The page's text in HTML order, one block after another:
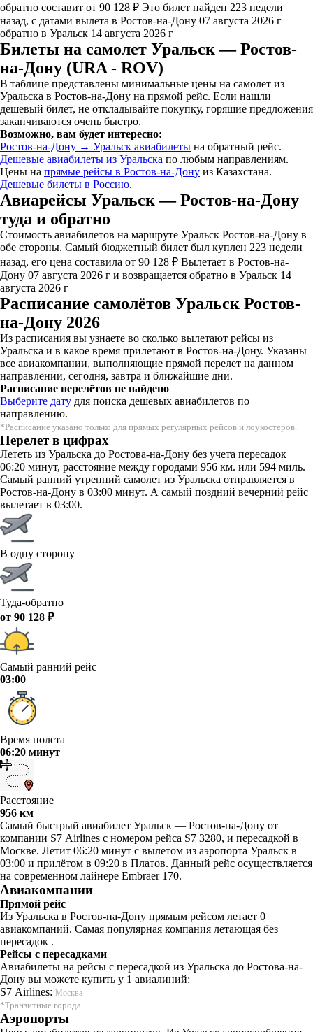
обратно составит от 90 128 ₽ Это билет найден 223 недели
назад, с датами вылета в Ростов-на-Дону 07 августа 2026 г
обратно в Уральск 14 августа 2026 г
Билеты на самолет Уральск — Ростов-
на-Дону (URA - ROV)
В таблице представлены минимальные цены на самолет из
Уральска в Ростов-на-Дону на прямой рейс. Если нашли
дешевый билет, не откладывайте покупку, горящие предложения
заканчиваются очень быстро.
Возможно, вам будет интересно:
Ростов-на-Дону → Уральск авиабилеты на обратный рейс.
Дешевые авиабилеты из Уральска по любым направлениям.
Цены на прямые рейсы в Ростов-на-Дону из Казахстана.
Дешевые билеты в Россию.
Авиарейсы Уральск — Ростов-на-Дону
туда и обратно
Стоимость авиабилетов на маршруте Уральск Ростов-на-Дону в
обе стороны. Самый бюджетный билет был куплен 223 недели
назад, его цена составила от 90 128 ₽ Вылетает в Ростов-на-
Дону 07 августа 2026 г и возвращается обратно в Уральск 14
августа 2026 г
Расписание самолётов Уральск Ростов-
на-Дону 2026
Из расписания вы узнаете во сколько вылетают рейсы из
Уральска и в какое время прилетают в Ростов-на-Дону. Указаны
все авиакомпании, выполняющие прямой перелет на данном
направлении, сегодня, завтра и ближайшие дни.
Расписание перелётов не найдено
Выберите дату для поиска дешевых авиабилетов по
направлению.
*Расписание указано только для прямых регулярных рейсов и лоукостеров.
Перелет в цифрах
Лететь из Уральска до Ростова-на-Дону без учета пересадок
06:20 минут, расстояние между городами 956 км. или 594 миль.
Самый ранний утренний самолет из Уральска отправляется в
Ростов-на-Дону в 03:00 минут. А самый поздний вечерний рейс
вылетает в 03:00.
В одну сторону
Туда-обратно
от 90 128 ₽
Самый ранний рейс
03:00
Время полета
06:20 минут
Расстояние
956 км
Самый быстрый авиабилет Уральск — Ростов-на-Дону от
компании S7 Airlines с номером рейса S7 3280, и пересадкой в
Москве. Летит 06:20 минут с вылетом из аэропорта Уральск в
03:00 и прилётом в 09:20 в Платов. Данный рейс осуществляется
на современном лайнере Embraer 170.
Авиакомпании
Прямой рейс
Из Уральска в Ростов-на-Дону прямым рейсом летает 0
авиакомпаний. Самая популярная компания летающая без
пересадок .
Рейсы с пересадками
Авиабилеты на рейсы с пересадкой из Уральска до Ростова-на-
Дону вы можете купить у 1 авиалиний:
S7 Airlines: Москва
*Транзитные города
Аэропорты